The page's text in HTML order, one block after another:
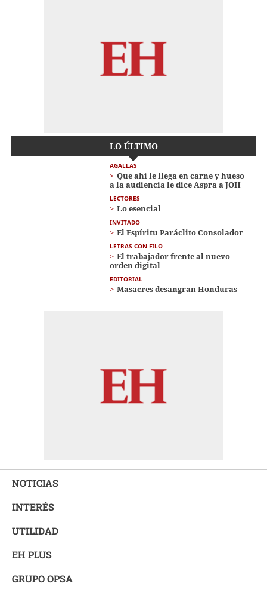
LO ÚLTIMO
AGALLAS
Que ahí le llega en carne y hueso
a la audiencia le dice Aspra a JOH
LECTORES
Lo esencial
INVITADO
El Espíritu Paráclito Consolador
LETRAS CON FILO
El trabajador frente al nuevo
orden digital
EDITORIAL
Masacres desangran Honduras
NOTICIAS
INTERÉS
UTILIDAD
EH PLUS
GRUPO OPSA